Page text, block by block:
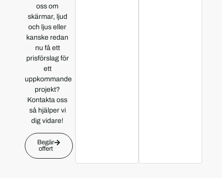
oss om
skärmar, ljud
och ljus eller
kanske redan
nu få ett
prisförslag för
ett
uppkommande
projekt?
Kontakta oss
så hjälper vi
dig vidare!
Begär
offert